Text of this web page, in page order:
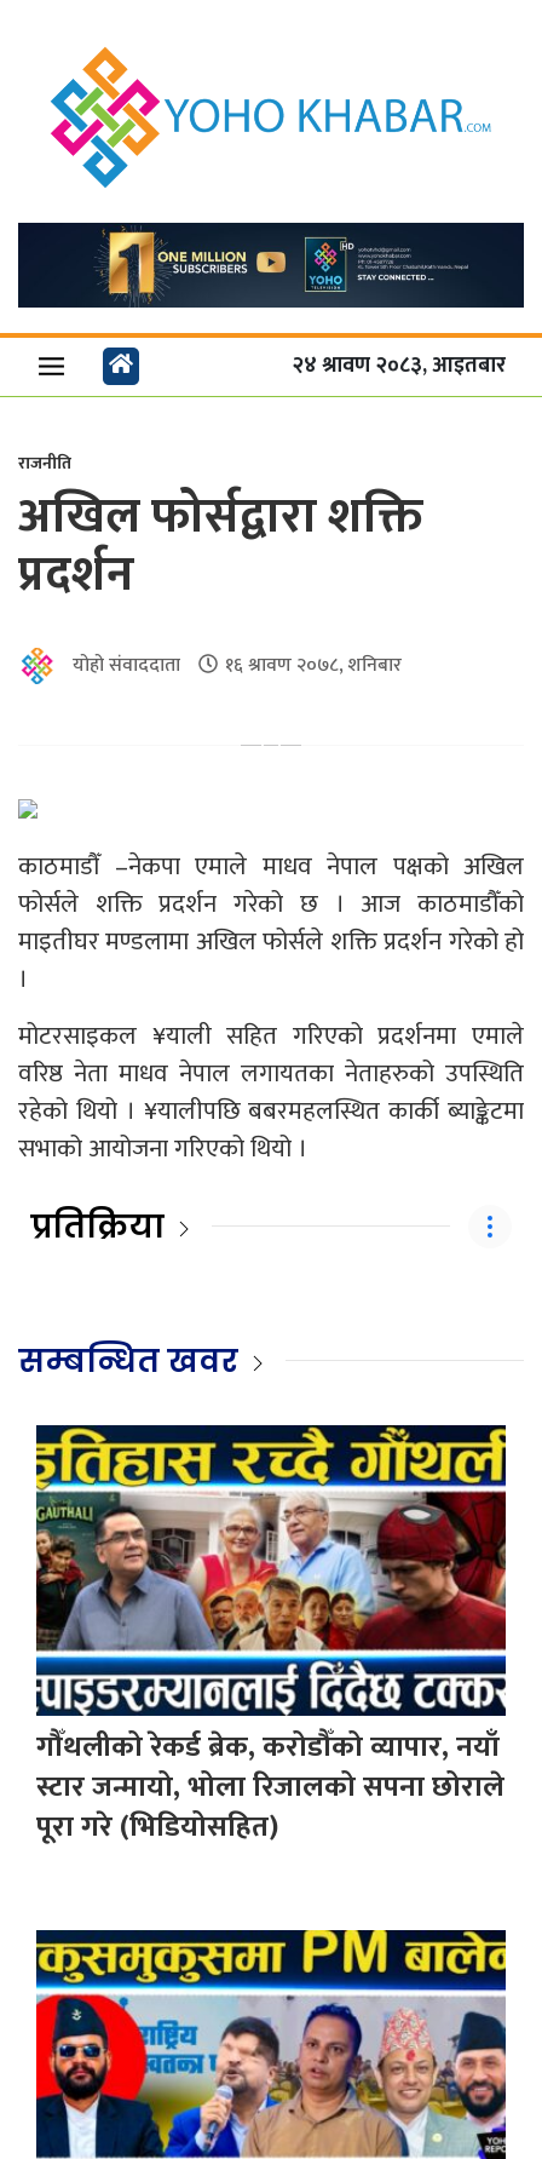
२४ श्रावण २०८३, आइतबार
राजनीति
अखिल फोर्सद्वारा शक्ति
प्रदर्शन
योहो संवाददाता १६ श्रावण २०७८, शनिबार
काठमाडौँ –नेकपा एमाले माधव नेपाल पक्षको अखिल
फोर्सले शक्ति प्रदर्शन गरेको छ । आज काठमाडौँको
माइतीघर मण्डलामा अखिल फोर्सले शक्ति प्रदर्शन गरेको हो
।
मोटरसाइकल ¥याली सहित गरिएको प्रदर्शनमा एमाले
वरिष्ठ नेता माधव नेपाल लगायतका नेताहरुको उपस्थिति
रहेको थियो । ¥यालीपछि बबरमहलस्थित कार्की ब्याङ्केटमा
सभाको आयोजना गरिएको थियो ।
प्रतिक्रिया
सम्बन्धित खवर
गौँथलीको रेकर्ड ब्रेक, करोडौँको व्यापार, नयाँ
स्टार जन्मायो, भोला रिजालको सपना छोराले
पूरा गरे (भिडियोसहित)